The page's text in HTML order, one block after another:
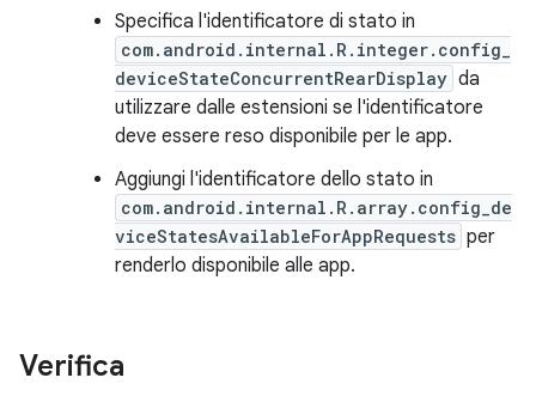
Specifica l'identificatore di stato in
com.android.internal.R.integer.config_
deviceStateConcurrentRearDisplay da
utilizzare dalle estensioni se l'identificatore
deve essere reso disponibile per le app.
Aggiungi l'identificatore dello stato in
com.android.internal.R.array.config_de
viceStatesAvailableForAppRequests per
renderlo disponibile alle app.
Verifica